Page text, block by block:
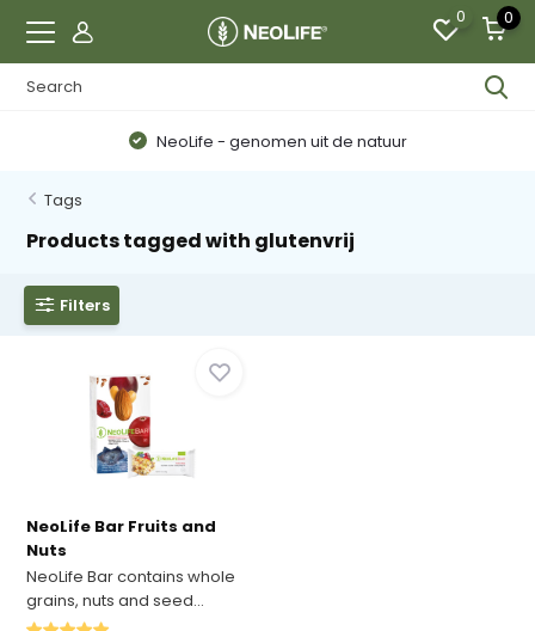
0 0
NeoLife - genomen uit de natuur
Tags
Products tagged with glutenvrij
Filters
NeoLife Bar Fruits and
Nuts
NeoLife Bar contains whole
grains, nuts and seed...